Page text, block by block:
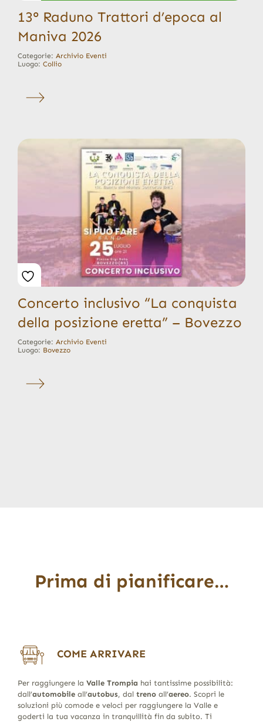
13° Raduno Trattori d’epoca al
Maniva 2026
Categorie: Archivio Eventi
Luogo: Collio
Concerto inclusivo “La conquista
della posizione eretta” – Bovezzo
Categorie: Archivio Eventi
Luogo: Bovezzo
Prima di pianificare…
COME ARRIVARE
Per raggiungere la Valle Trompia hai tantissime possibilità:
dall’automobileall’autobus, dal trenoall’aereo. Scopri le
soluzioni più comode e veloci per raggiungere la Valle e
goderti la tua vacanza in tranquillità fin da subito. Ti